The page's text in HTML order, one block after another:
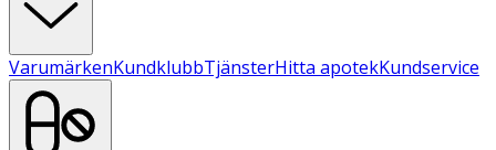
VarumärkenKundklubbTjänsterHitta apotekKundservice